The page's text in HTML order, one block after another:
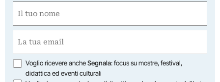
(Required)
First
(Required)
Opzioni
Voglio ricevere ancheSegnala: focus su mostre, festival,
didattica ed eventi culturali